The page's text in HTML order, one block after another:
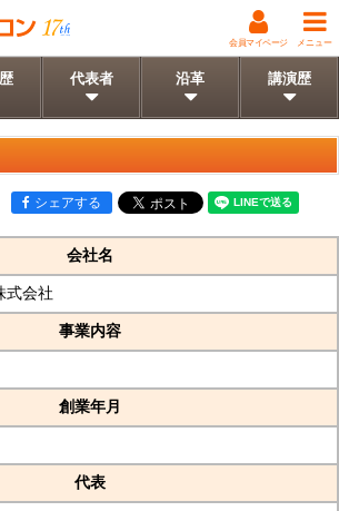
会員マイページ メニュー
代表者 沿革 講演歴
シェアする
会社名
式会社
事業内容
創業年月
代表